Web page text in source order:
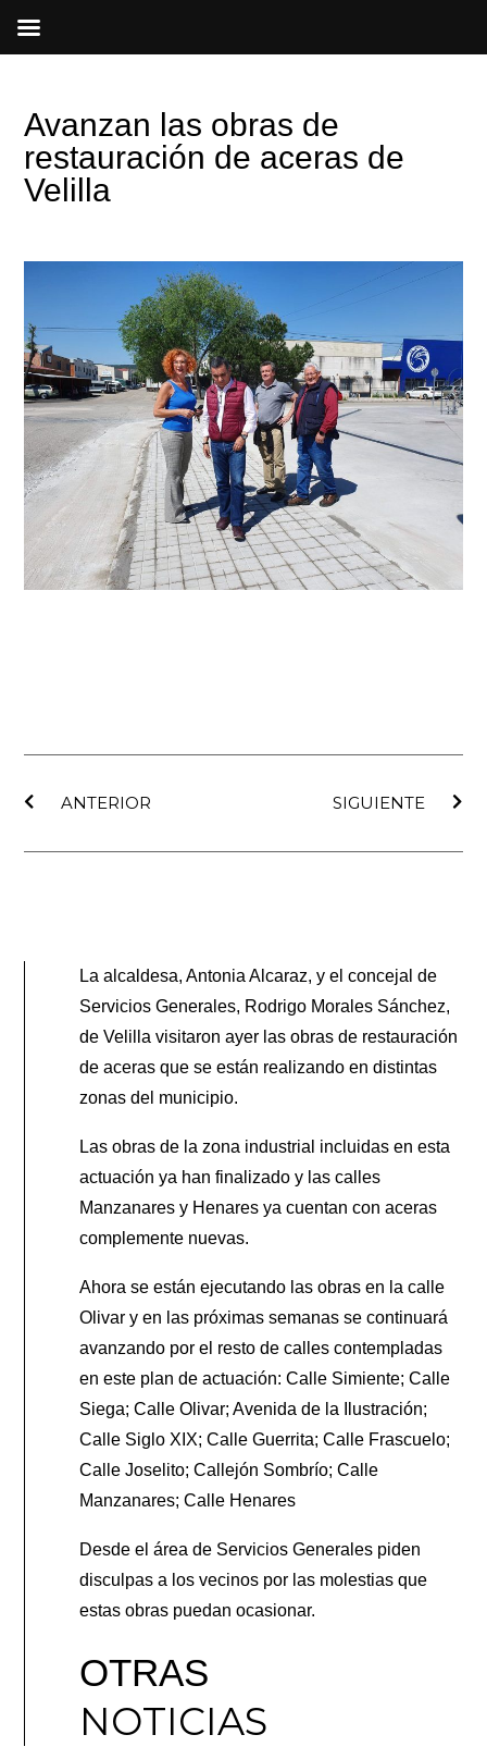
Avanzan las obras de
restauración de aceras de
Velilla
ANTERIOR
SIGUIENTE
La alcaldesa, Antonia Alcaraz, y el concejal de
Servicios Generales, Rodrigo Morales Sánchez,
de Velilla visitaron ayer las obras de restauración
de aceras que se están realizando en distintas
zonas del municipio.
Las obras de la zona industrial incluidas en esta
actuación ya han finalizado y las calles
Manzanares y Henares ya cuentan con aceras
complemente nuevas.
Ahora se están ejecutando las obras en la calle
Olivar y en las próximas semanas se continuará
avanzando por el resto de calles contempladas
en este plan de actuación: Calle Simiente; Calle
Siega; Calle Olivar; Avenida de la Ilustración;
Calle Siglo XIX; Calle Guerrita; Calle Frascuelo;
Calle Joselito; Callejón Sombrío; Calle
Manzanares; Calle Henares
Desde el área de Servicios Generales piden
disculpas a los vecinos por las molestias que
estas obras puedan ocasionar.
OTRAS
NOTICIAS